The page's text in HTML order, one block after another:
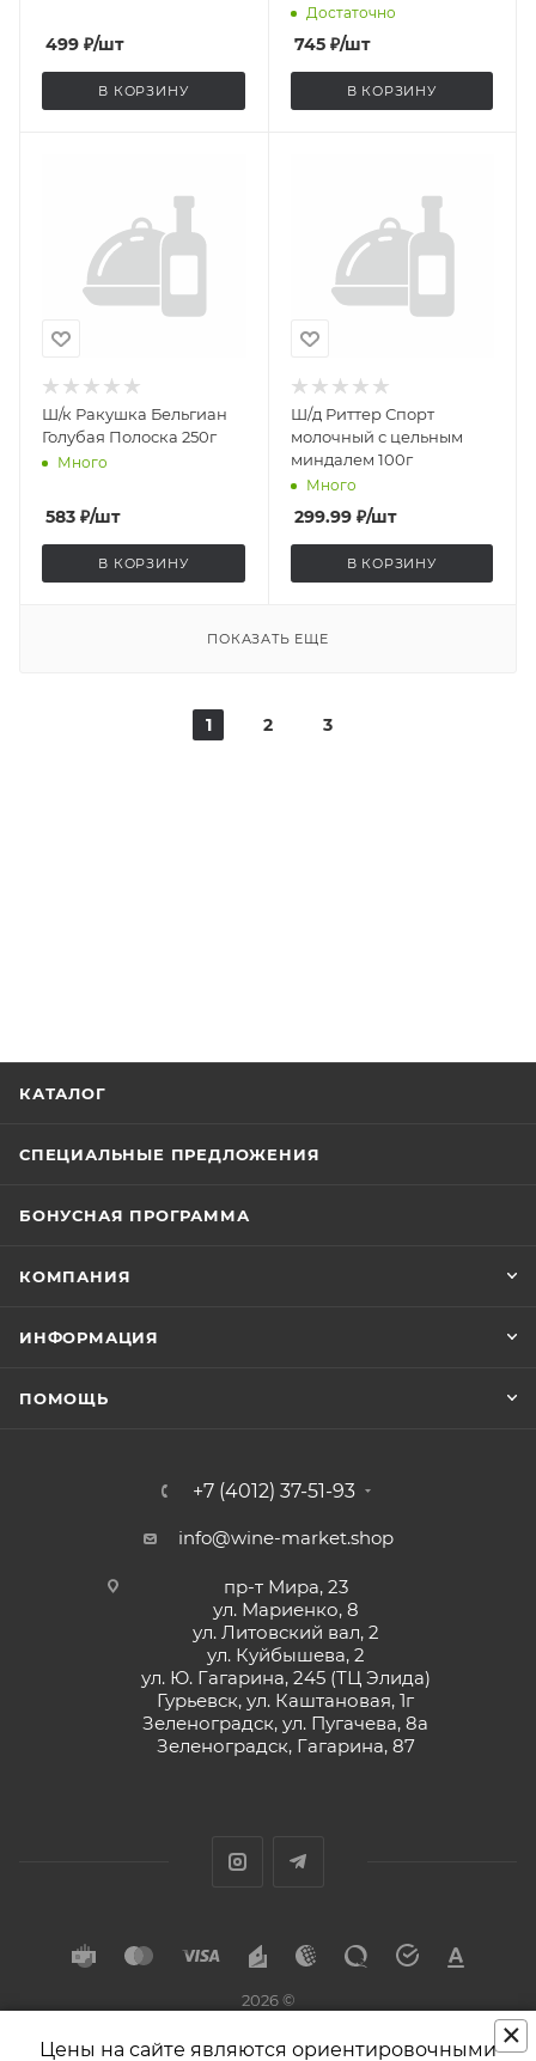
499 ₽/шт
В КОРЗИНУ
Достаточно
745₽/шт
В КОРЗИНУ
Ш/к Ракушка Бельгиан
Голубая Полоска 250г
Много
583 ₽/шт
В КОРЗИНУ
Ш/д Риттер Спорт
молочный с цельным
миндалем 100г
Много
299.99₽/шт
В КОРЗИНУ
ПОКАЗАТЬ ЕЩЕ
1 2 3
КАТАЛОГ
СПЕЦИАЛЬНЫЕ ПРЕДЛОЖЕНИЯ
БОНУСНАЯ ПРОГРАММА
КОМПАНИЯ
ИНФОРМАЦИЯ
ПОМОЩЬ
+7 (4012) 37-51-93
info@wine-market.shop
пр-т Мира, 23
ул. Мариенко, 8
ул. Литовский вал, 2
ул. Куйбышева, 2
ул. Ю. Гагарина, 245 (ТЦ Элида)
Гурьевск, ул. Каштановая, 1г
Зеленоградск, ул. Пугачева, 8а
Зеленоградск, Гагарина, 87
2026 ©
Разработка и поддержка ×
Цены на сайте являются ориентировочными